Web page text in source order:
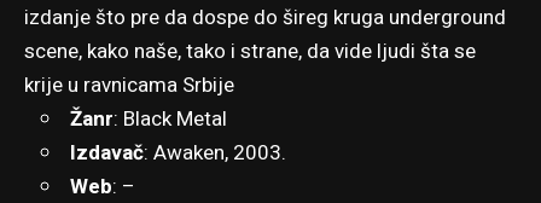
izdanje što pre da dospe do šireg kruga underground
scene, kako naše, tako i strane, da vide ljudi šta se
krije u ravnicama Srbije
Žanr: Black Metal
Izdavač: Awaken, 2003.
Web: –